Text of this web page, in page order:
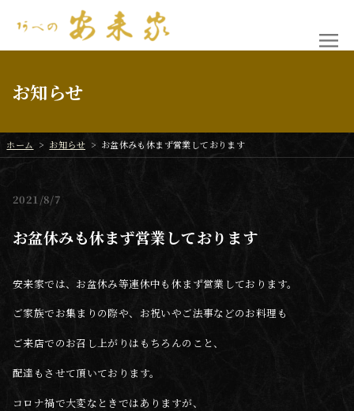
お知らせ
ホーム > お知らせ > お盆休みも休まず営業しております
2021 8/7
お盆休みも休まず営業しております
安来家では、お盆休み等連休中も休まず営業しております。
ご家族でお集まりの際や、お祝いやご法事などのお料理も
ご来店でのお召し上がりはもちろんのこと、
配達もさせて頂いております。
コロナ禍で大変なときではありますが、